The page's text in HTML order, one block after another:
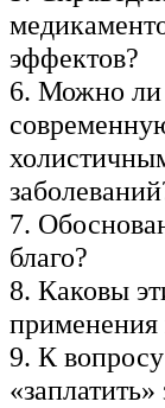
эффектов?
6. Можно ли
7.
благо?
8. Каковы
применения
9. К